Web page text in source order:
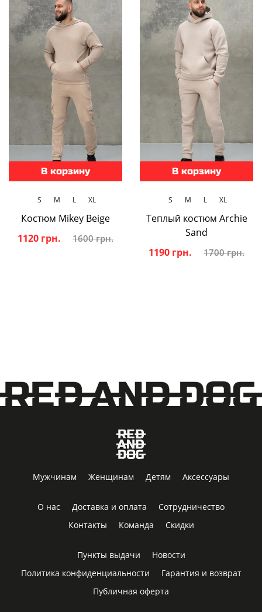
В корзину
S M L XL
Костюм Mikey Beige
1120 грн.
1600 грн.
В корзину
S M L XL
Теплый костюм Archie
Sand
1190 грн.
1700 грн.
Мужчинам Женщинам Детям Аксессуары
О нас Доставка и оплата
Сотрудничество
Контакты
Команда Скидки
Пункты выдачи
Новости
Политика конфиденциальности
Гарантия и возврат
Публичная оферта